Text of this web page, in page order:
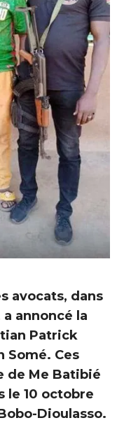
avocats, dans
annoncé la
Patrick
Somé. Ces
de Me Batibié
le 10 octobre
Dioulasso.